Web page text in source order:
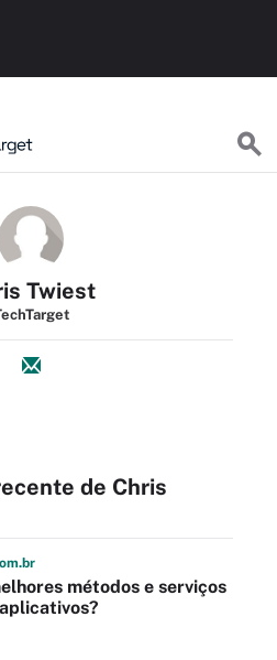
Twiest
de Chris
.br
métodos e serviços